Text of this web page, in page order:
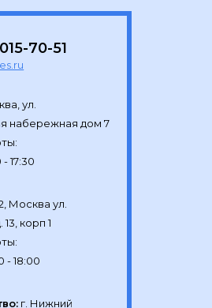
70-51
ул.
набережная дом 7
Москва ул.
корп 1
г. Нижний